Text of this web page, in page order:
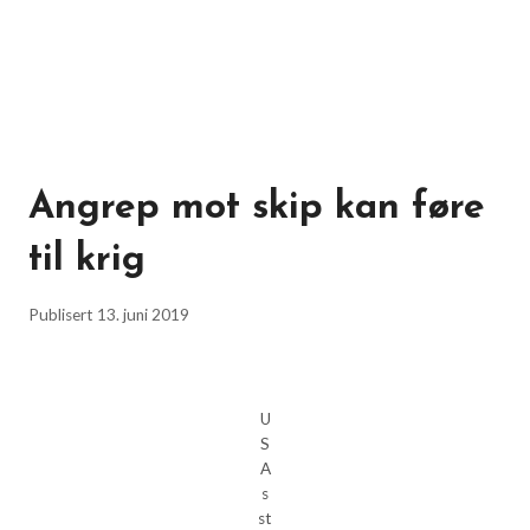
Angrep mot skip kan føre
til krig
Publisert 13. juni 2019
U
S
A
s
st